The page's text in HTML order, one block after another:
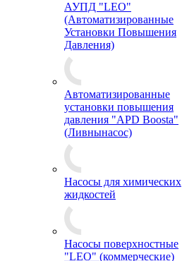
АУПД "LEO"
(Автоматизированные
Установки Повышения
Давления)
Автоматизированные
установки повышения
давления "APD Boosta"
(Ливнынасос)
Насосы для химических
жидкостей
Насосы поверхностные
"LEO" (коммерческие)